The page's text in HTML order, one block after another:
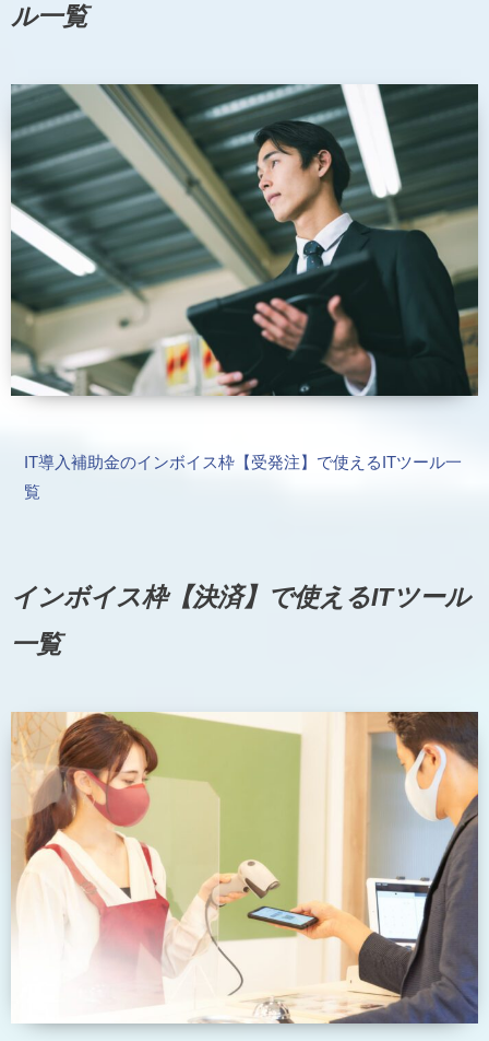
ル一覧
IT導入補助金のインボイス枠【受発注】で使えるITツール一
覧
インボイス枠【決済】で使えるITツール
一覧